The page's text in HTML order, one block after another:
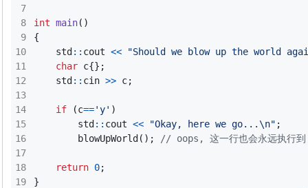
7
8
9
10
13
14
15
16
17
18
19
int main()
{
std :: cout <<
"Should we blow up the world
char c{};
std :: cin >> c;
if (c=='y' )
std :: cout << "Okay, here we go...\n" ;
blowUpWorld ();
return 0;
}